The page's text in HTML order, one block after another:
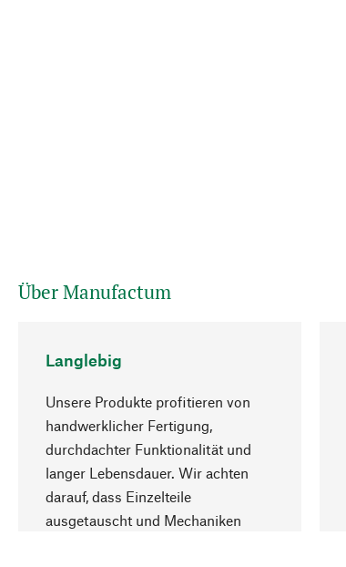
Über Manufactum
Langlebig
Unsere Produkte profitieren von
handwerklicher Fertigung,
durchdachter Funktionalität und
langer Lebensdauer. Wir achten
darauf, dass Einzelteile
ausgetauscht und Mechaniken